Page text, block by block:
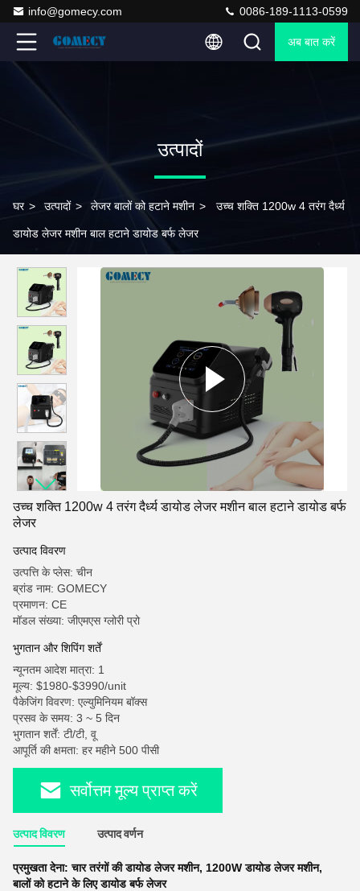
info@gomecy.com 0086-189-1113-0599
अब बात करें
उत्पादों
घर > उत्पादों > लेजर बालों को हटाने मशीन > उच्च शक्ति 1200w 4 तरंग दैर्ध्य
डायोड लेजर मशीन बाल हटाने डायोड बर्फ लेजर
उच्च शक्ति 1200w 4 तरंग दैर्ध्य डायोड लेजर मशीन बाल हटाने डायोड बर्फ
लेजर
उत्पाद विवरण
उत्पत्ति के प्लेस: चीन
ब्रांड नाम: GOMECY
प्रमाणन: CE
मॉडल संख्या: जीएमएस ग्लोरी प्रो
भुगतान और शिपिंग शर्तें
न्यूनतम आदेश मात्रा: 1
मूल्य: $1980-$3990/unit
पैकेजिंग विवरण: एल्युमिनियम बॉक्स
प्रसव के समय: 3 ~ 5 दिन
भुगतान शर्तें: टी/टी, वू
आपूर्ति की क्षमता: हर महीने 500 पीसी
सर्वोत्तम मूल्य प्राप्त करें
उत्पाद विवरण उत्पाद वर्णन
प्रमुखता देना:चार तरंगों की डायोड लेजर मशीन, 1200W डायोड लेजर मशीन,
बालों को हटाने के लिए डायोड बर्फ लेजर